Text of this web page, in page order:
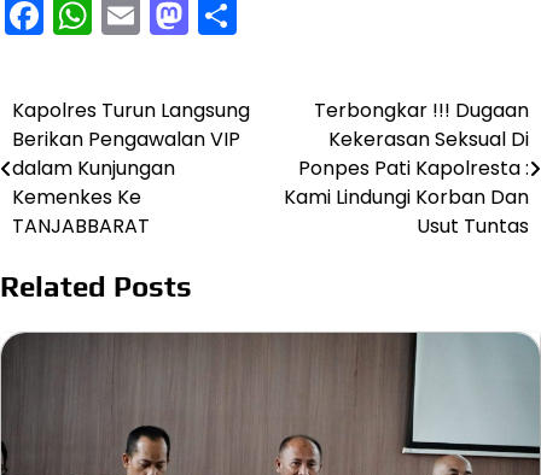
Facebook
WhatsApp
EmailMastodon
Navigasi
pos
Kapolres Turun Langsung
Berikan Pengawalan VIP
dalam Kunjungan
Kemenkes Ke
TANJABBARAT
Terbongkar !!! Dugaan
Kekerasan Seksual Di
Ponpes Pati Kapolresta :
Kami Lindungi Korban Dan
Usut Tuntas
Related Posts